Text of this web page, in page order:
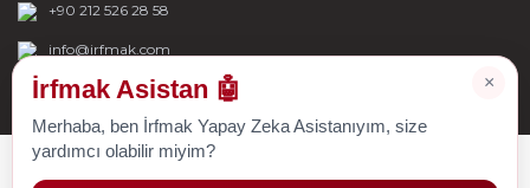
+90 212 526 28 58
info@irfmak.com
×
İrfmak Asistan 🤖
Merhaba, ben İrfmak Yapay Zeka Asistanıyım, size
yardımcı olabilir miyim?